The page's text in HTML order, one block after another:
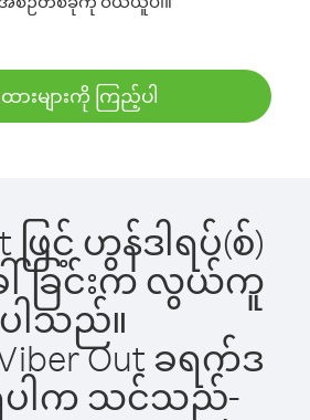
ားများကို ကြည့်ပါ
ဖြင့် ဟွန်ဒါရပ်(စ်)
ါ်ခြင်းက လွယ်ကူ
ပါသည်။
Out ခရက်ဒ
ရှိပါက သင်သည်-